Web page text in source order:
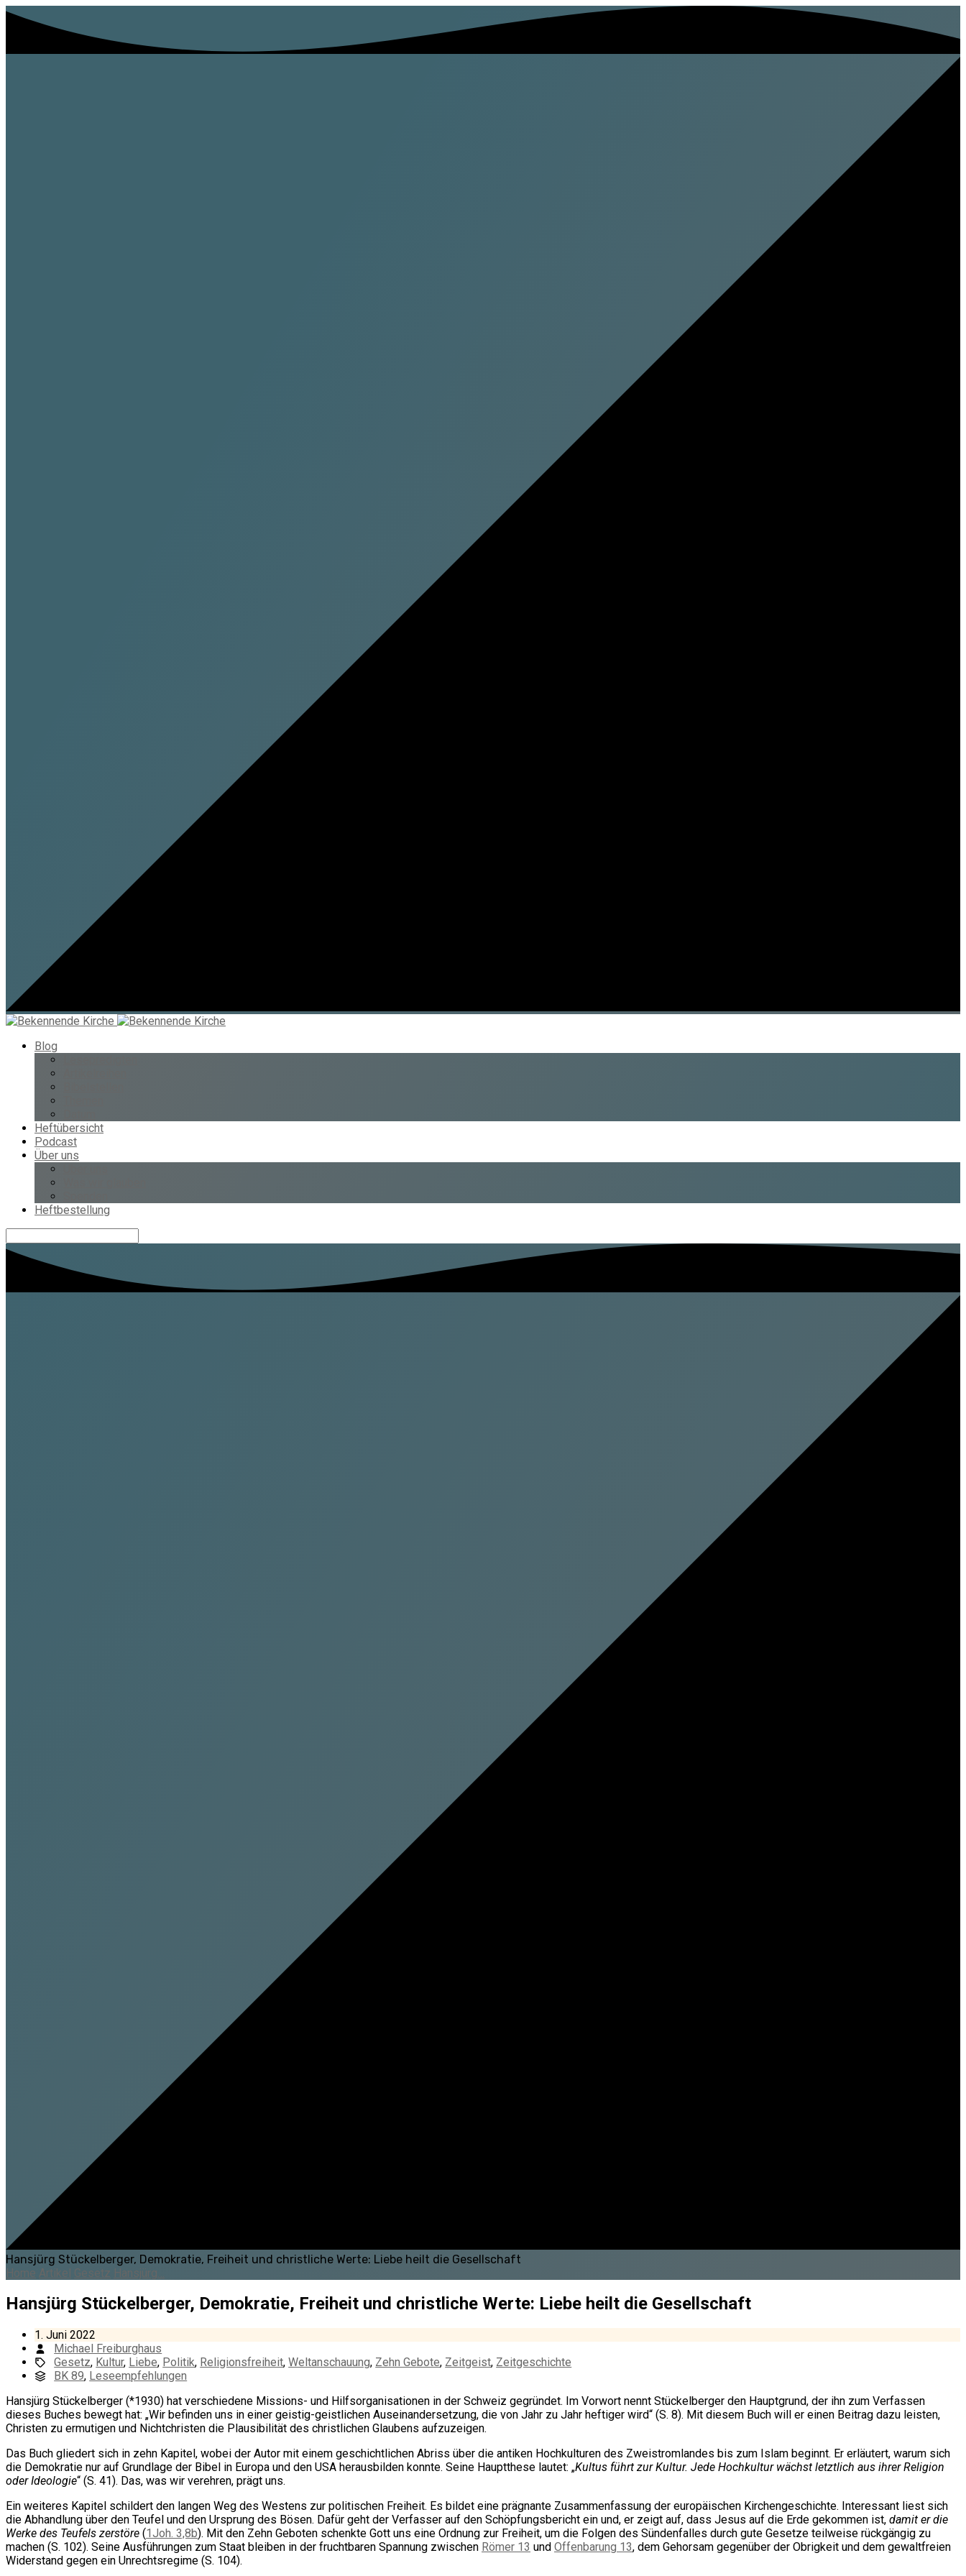
Blog
Heftübersicht
Podcast
Über uns
Heftbestellung
Hansjürg Stückelberger, Demokratie, Freiheit und christliche Werte: Liebe heilt die Gesellschaft
Home Artikel Gesetz Hansjürg…
Hansjürg Stückelberger, Demokratie, Freiheit und christliche Werte: Liebe heilt die Gesellschaft
1. Juni 2022
Michael Freiburghaus
Gesetz, Kultur, Liebe, Politik, Religionsfreiheit,Weltanschauung, Zehn Gebote, Zeitgeist, Zeitgeschichte
BK 89, Leseempfehlungen
Hansjürg Stückelberger (*1930) hat verschiedene Missions- und Hilfsorganisationen in der Schweiz gegründet. Im Vorwort nennt Stückelberger den Hauptgrund, der ihn zum Verfassen
dieses Buches bewegt hat: „Wir befinden uns in einer geistig-geistlichen Auseinandersetzung, die von Jahr zu Jahr heftiger wird“ (S. 8). Mit diesem Buch will er einen Beitrag dazu leisten,
Christen zu ermutigen und Nichtchristen die Plausibilität des christlichen Glaubens aufzuzeigen.
Das Buch gliedert sich in zehn Kapitel, wobei der Autor mit einem geschichtlichen Abriss über die antiken Hochkulturen des Zweistromlandes bis zum Islam beginnt. Er erläutert, warum sich
die Demokratie nur auf Grundlage der Bibel in Europa und den USA herausbilden konnte. Seine Hauptthese lautet: „Kultus führt zur Kultur. Jede Hochkultur wächst letztlich aus ihrer Religion
oder Ideologie“ (S. 41). Das, was wir verehren, prägt uns.
Ein weiteres Kapitel schildert den langen Weg des Westens zur politischen Freiheit. Es bildet eine prägnante Zusammenfassung der europäischen Kirchengeschichte. Interessant liest sich
die Abhandlung über den Teufel und den Ursprung des Bösen. Dafür geht der Verfasser auf den Schöpfungsbericht ein und, er zeigt auf, dass Jesus auf die Erde gekommen ist, damit er die
Werke des Teufels zerstöre (1Joh. 3,8b). Mit den Zehn Geboten schenkte Gott uns eine Ordnung zur Freiheit, um die Folgen des Sündenfalles durch gute Gesetze teilweise rückgängig zu
machen (S. 102). Seine Ausführungen zum Staat bleiben in der fruchtbaren Spannung zwischen Römer 13 und Offenbarung 13, dem Gehorsam gegenüber der Obrigkeit und dem gewaltfreien
Widerstand gegen ein Unrechtsregime (S. 104).